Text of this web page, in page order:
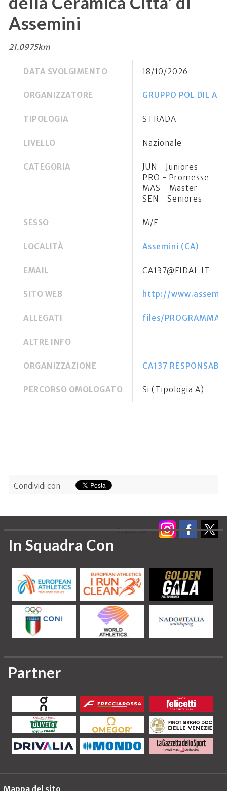
Assemini
21.0975km
DATA SVOLGIMENTO 18/10/2026
ORGANIZZATORE GRUPPO POL DIL
TIPOLOGIA STRADA
LIVELLO Nazionale
CATEGORIA
JUN - Juniores
PRO - Promesse
MAS - Master
SEN - Seniores
SESSO M/F
LOCALITÀ Assemini (CA)
EMAIL CA137@FIDAL.IT
SITO WEB http://
ALLEGATI files/PROGRAMMA
ALTRE INFO
ORGANIZZAZIONE CA137
PERCORSO OMOLOGATO Si (Tipologia A)
Condividi con
Seguici su:
In Squadra Con
Partner